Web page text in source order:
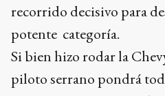
recorrido decisivo para
potente categoría.
Si bien hizo rodar la
piloto serrano pondrá